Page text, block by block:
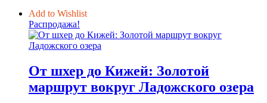
Add to Wishlist
Распродажа!
От шхер до Кижей: Золотой
маршрут вокруг Ладожского озера